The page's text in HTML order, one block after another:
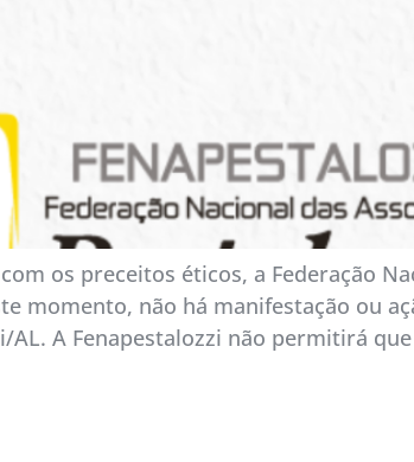
os preceitos éticos, a Federação
momento, não há manifestação ou
AL. A Fenapestalozzi não permitirá